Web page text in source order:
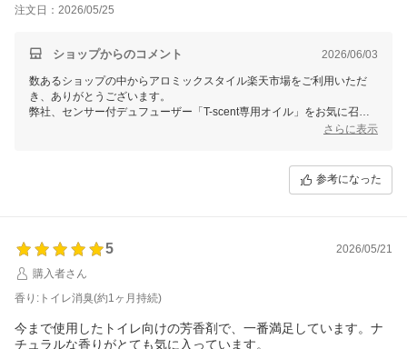
注文日：2026/05/25
ショップからのコメント 2026/06/03
数あるショップの中からアロミックスタイル楽天市場をご利用いただ
き、ありがとうございます。
弊社、センサー付デュフューザー「T-scent専用オイル」をお気に召し
ません。そのため、気温が高くなると消費が他の季節より早まる傾向が
天然の植物、果実による香りには消臭・抗菌・抗ウイルスなど、くらし
に役立つ様々な効果が期待でき、優しく身体や環境に働きかけをしてく
れますので、引き続きご愛用いただければと存じます。
またのご利用をお待ち致しております。
さらに表示
参考になった
5
2026/05/21
購入者さん
香り:トイレ消臭(約1ヶ月持続)
今まで使用したトイレ向けの芳香剤で、一番満足しています。ナ
チュラルな香りがとても気に入っています。